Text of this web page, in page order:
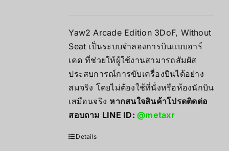
Yaw2 Arcade Edition 3DoF, Without
Seat เป็นระบบจำลองการบินแบบอาร์
เคด ที่ช่วยให้ผู้ใช้งานสามารถสัมผัส
ประสบการณ์การขับเครื่องบินได้อย่าง
สมจริง โดยไม่ต้องใช้ที่นั่งหรือห้องนักบิน
เสมือนจริง หากสนใจสินค้าโปรดติดต่อ
สอบถาม LINE ID:@metaxr
Details